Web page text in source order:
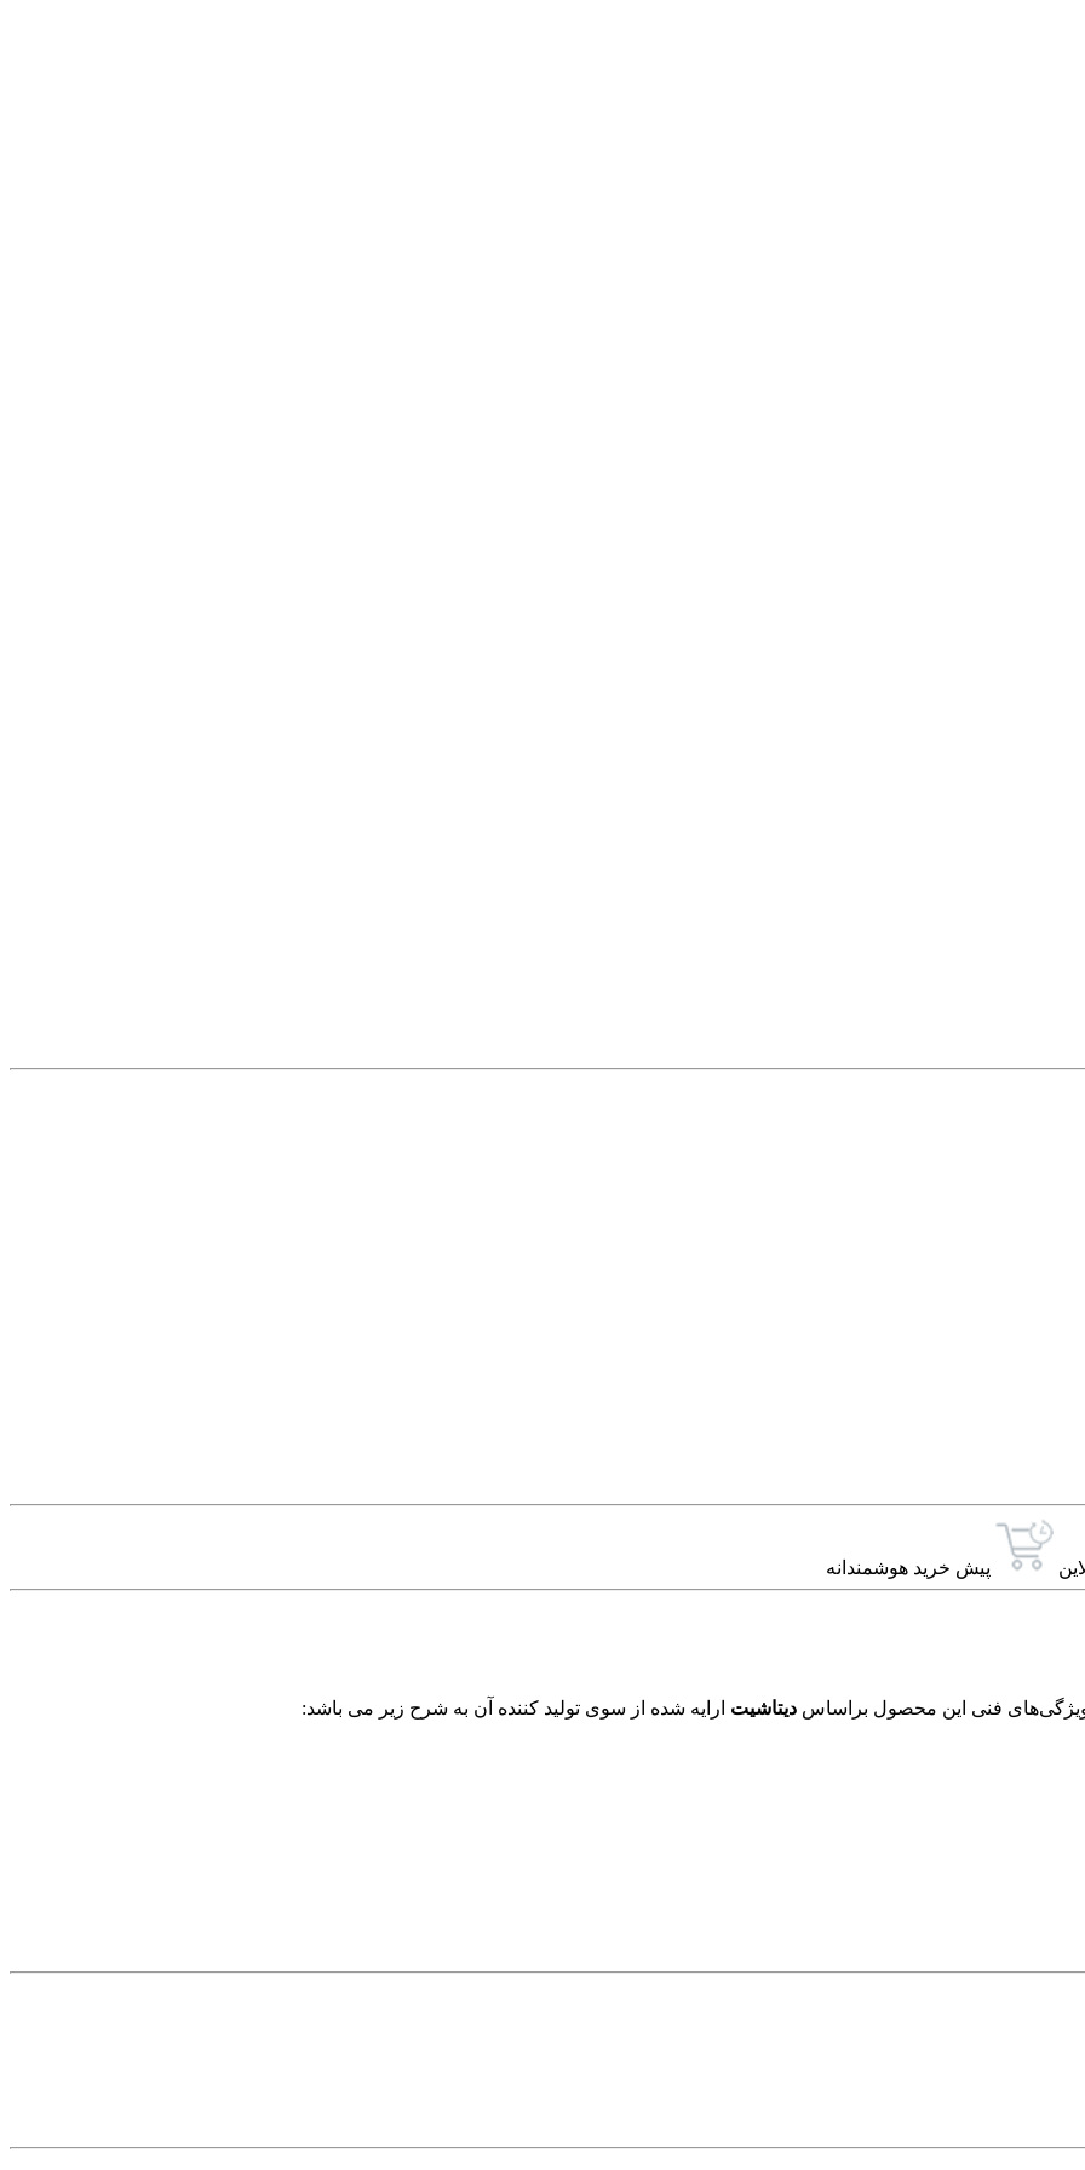
پیش خرید هوشمندانه
دیتاشیت ارایه شده از سوی تولید کننده آن به شرح زیر می باشد: